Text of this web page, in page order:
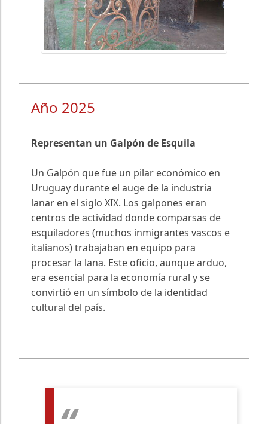
Año 2025
Representan un Galpón de Esquila
Un Galpón que fue un pilar económico en
Uruguay durante el auge de la industria
lanar en el siglo XIX. Los galpones eran
centros de actividad donde comparsas de
esquiladores (muchos inmigrantes vascos e
italianos) trabajaban en equipo para
procesar la lana. Este oficio, aunque arduo,
era esencial para la economía rural y se
convirtió en un símbolo de la identidad
cultural del país.